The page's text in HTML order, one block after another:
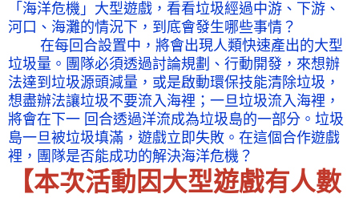
「海洋危機」大型遊戲，看看垃圾經過中游、下游、
河口、海灘的情況下，到底會發生哪些事情？
在每回合設置中，將會出現人類快速產出的大型
垃圾量。團隊必須透過討論規劃、行動開發，來想辦
法達到垃圾源頭減量，或是啟動環保技能清除垃圾，
想盡辦法讓垃圾不要流入海裡；一旦垃圾流入海裡，
將會在下一 回合透過洋流成為垃圾島的一部分。垃圾
島一旦被垃圾填滿，遊戲立即失敗。在這個合作遊戲
裡，團隊是否能成功的解決海洋危機？
【本次活動因大型遊戲有人數